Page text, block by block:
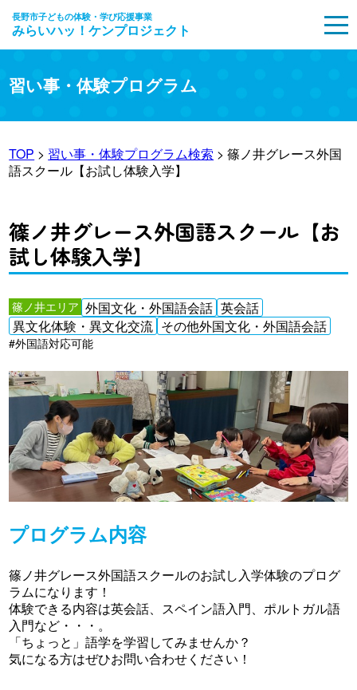
長野市子どもの体験・学び応援事業
みらいハッ！ケンプロジェクト
習い事・体験プログラム
TOP > 習い事・体験プログラム検索 > 篠ノ井グレース外国
語スクール【お試し体験入学】
篠ノ井グレース外国語スクール【お
試し体験入学】
篠ノ井エリア 外国文化・外国語会話 英会話
異文化体験・異文化交流 その他外国文化・外国語会話
#外国語対応可能
プログラム内容
篠ノ井グレース外国語スクールのお試し入学体験のプログ
ラムになります！
体験できる内容は英会話、スペイン語入門、ポルトガル語
入門など・・・。
「ちょっと」語学を学習してみませんか？
気になる方はぜひお問い合わせください！